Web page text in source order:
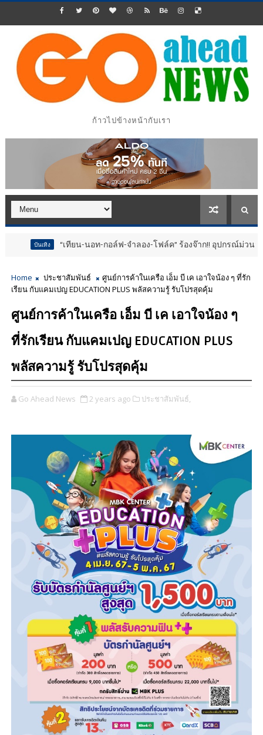
ก้าวไปข้างหน้ากับเรา
“เทียน-นอท-กอล์ฟ-จำลอง-โฟล์ค” ร้องจ๊าก!! อุปกรณ์ม่วนจอยงานวัด
Home ประชาสัมพันธ์
ศูนย์การค้าในเครือ เอ็ม บี เค เอาใจน้อง ๆ ที่รัก
เรียน กับแคมเปญ EDUCATION PLUS พลัสความรู้ รับโปรสุดคุ้ม
ศูนย์การค้าในเครือ เอ็ม บี เค เอาใจน้อง ๆ
ที่รักเรียน กับแคมเปญ EDUCATION PLUS
พลัสความรู้ รับโปรสุดคุ้ม
Go Ahead News 2 years ago ประชาสัมพันธ์,